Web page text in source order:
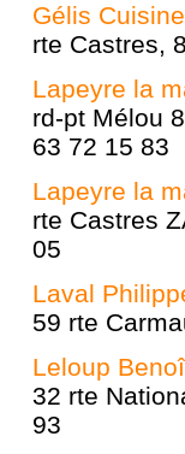
Gélis
rte Castres,
Lapeyre la
rd-pt Mélou
63 72 15 83
Lapeyre la
rte Castres
05
Laval
59 rte
Leloup
32 rte
93